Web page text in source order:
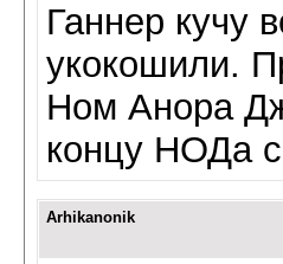
Ганнер кучу
укокошили.
Ном Анора
концу НОДа
Arhikanonik